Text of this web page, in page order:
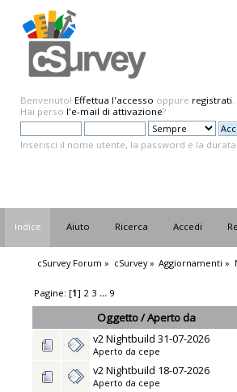
Benvenuto! Effettua l'accesso oppure registrati.
Hai perso l'e-mail di attivazione?
Inserisci il nome utente, la password e la
Indice Aiuto Ricerca Accedi
cSurvey Forum » cSurvey» Aggiornamenti »
Pagine: [1] 2 3 ... 9
Oggetto/Aperto da
v2 Nightbuild 31-07-2026
Aperto da cepe
v2 Nightbuild 18-07-2026
Aperto da cepe